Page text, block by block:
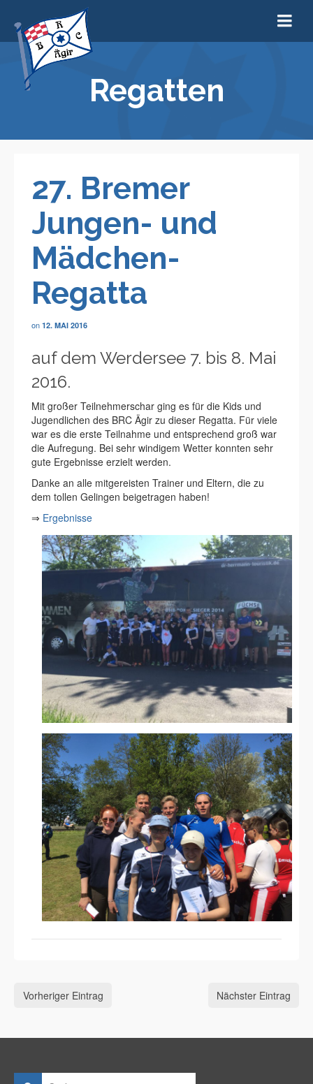
Regatten
27. Bremer
Jungen- und
Mädchen-
Regatta
on 12. MAI 2016
auf dem Werdersee 7. bis 8. Mai
2016.
Mit großer Teilnehmerschar ging es für die Kids und
Jugendlichen des BRC Ägir zu dieser Regatta. Für viele
war es die erste Teilnahme und entsprechend groß war
die Aufregung. Bei sehr windigem Wetter konnten sehr
gute Ergebnisse erzielt werden.
Danke an alle mitgereisten Trainer und Eltern, die zu
dem tollen Gelingen beigetragen haben!
⇒ Ergebnisse
Vorheriger Eintrag Nächster Eintrag